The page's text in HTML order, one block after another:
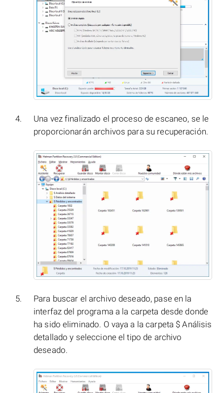
Una vez finalizado el proceso de escaneo, se le
proporcionarán archivos para su recuperación.
Para buscar el archivo deseado, pase en la
interfaz del programa a la carpeta desde donde
ha sido eliminado. O vaya a la carpeta $ Análisis
detallado y seleccione el tipo de archivo
deseado.